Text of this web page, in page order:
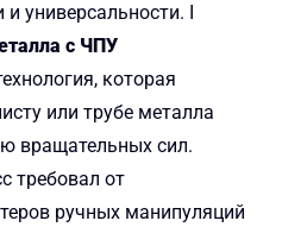
универсальности. I
с ЧПУ
которая
или трубе металла
вращательных сил.
требовал от
ручных манипуляций